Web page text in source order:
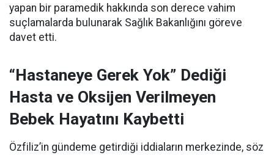
yapan bir paramedik hakkında son derece vahim
suçlamalarda bulunarak Sağlık Bakanlığını göreve
davet etti.
“Hastaneye Gerek Yok” Dediği
Hasta ve Oksijen Verilmeyen
Bebek Hayatını Kaybetti
Özfiliz’in gündeme getirdiği iddiaların merkezinde, söz